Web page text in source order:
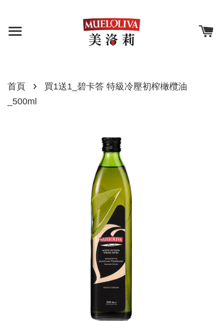
首頁 ›
買1送1_碧卡答 特級冷壓初榨橄欖油
_500ml